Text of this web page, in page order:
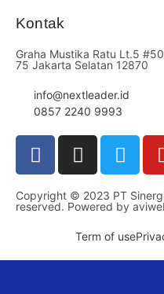
Kontak
Graha Mustika Ratu Lt.5
75 Jakarta Selatan 12870
info@nextleader.id
0857 2240 9993
Copyright © 2023 PT
reserved. Powered by
Term of use